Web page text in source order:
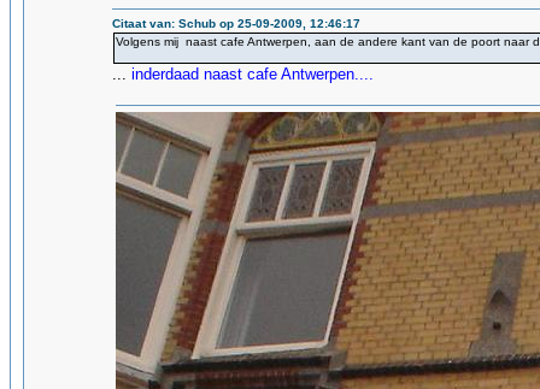
Citaat van: Schub op 25-09-2009, 12:46:17
Volgens mij naast cafe Antwerpen, aan de andere kant van de poort naar
... inderdaad naast cafe Antwerpen....